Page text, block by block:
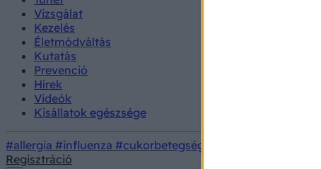
Vizsgálat
Kezelés
Életmódváltás
Kutatás
Prevenció
Hírek
Videók
Kisállatok egészsége
#allergia #influenza #cukorbetegség
Regisztráció